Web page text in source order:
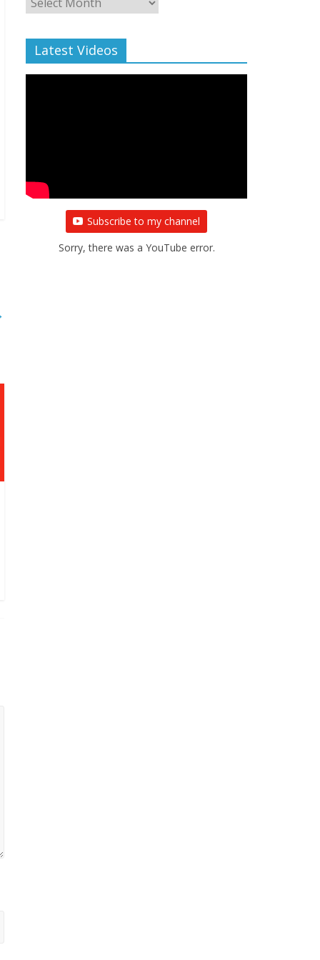
Archive
Latest Videos
Subscribe to my channel
Sorry, there was a YouTube error.